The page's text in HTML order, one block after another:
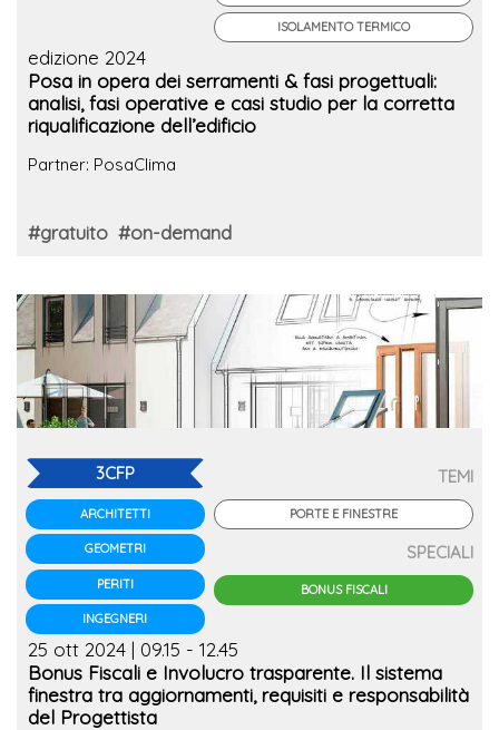
ISOLAMENTO TERMICO
edizione 2024
Posa in opera dei serramenti & fasi progettuali:
analisi, fasi operative e casi studio per la corretta
riqualificazione dell’edificio
Partner: PosaClima
#gratuito #on-demand
3CFP
ARCHITETTI
GEOMETRI
PERITI
INGEGNERI
TEMI
PORTE E FINESTRE
SPECIALI
BONUS FISCALI
25 ott 2024 | 09.15 - 12.45
Bonus Fiscali e Involucro trasparente. Il sistema
finestra tra aggiornamenti, requisiti e responsabilità
del Progettista